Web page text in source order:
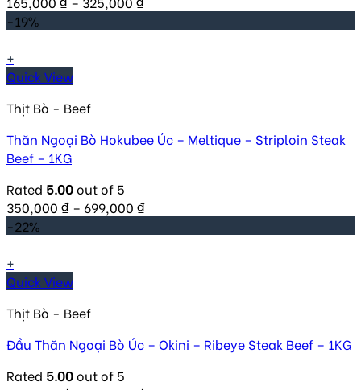
-19%
+
Quick View
Thịt Bò - Beef
Thăn Ngoại Bò Hokubee Úc – Meltique – Striploin Steak
Beef – 1KG
Rated 5.00out of 5
350,000 ₫ – 699,000 ₫
-22%
+
Quick View
Thịt Bò - Beef
Đầu Thăn Ngoại Bò Úc – Okini – Ribeye Steak Beef – 1KG
Rated 5.00out of 5